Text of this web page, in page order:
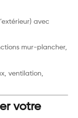
avec
mur-plancher,
ventilation,
votre